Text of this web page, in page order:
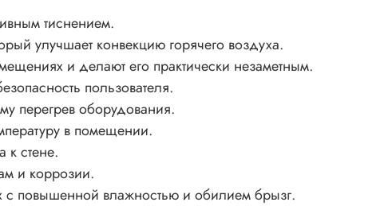
тиснением.
улучшает конвекцию горячего воздуха.
и делают его практически незаметным.
пользователя.
перегрев оборудования.
в помещении.
к стене.
и коррозии.
с повышенной влажностью и обилием брызг.